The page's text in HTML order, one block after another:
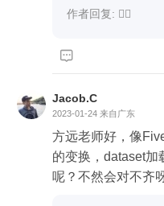
作者回复: 👍🏻

Jacob.C
2023-01-24 来自广东
方远老师好，像
的变换，dataset加
呢？不然会对不齐